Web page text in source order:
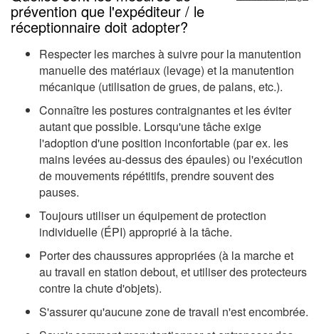
prévention que l'expéditeur / le
réceptionnaire doit adopter?
Respecter les marches à suivre pour la manutention
manuelle des matériaux (levage) et la manutention
mécanique (utilisation de grues, de palans, etc.).
Connaître les postures contraignantes et les éviter
autant que possible. Lorsqu'une tâche exige
l'adoption d'une position inconfortable (par ex. les
mains levées au-dessus des épaules) ou l'exécution
de mouvements répétitifs, prendre souvent des
pauses.
Toujours utiliser un équipement de protection
individuelle (ÉPI) approprié à la tâche.
Porter des chaussures appropriées (à la marche et
au travail en station debout, et utiliser des protecteurs
contre la chute d'objets).
S'assurer qu'aucune zone de travail n'est encombrée.